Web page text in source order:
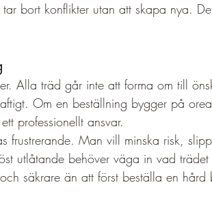
bort konflikter utan att skapa nya.
Alla träd går inte att forma om till
Om en beställning bygger på
professionellt ansvar.
frustrerande. Man vill minska risk,
utlåtande behöver väga in vad trädet
säkrare än att först beställa en hård